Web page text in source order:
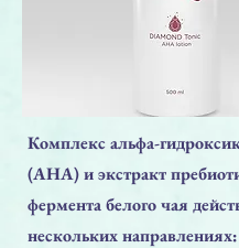
Комплекс альфа-
(AHA) и экстракт
фермента белого чая
нескольких